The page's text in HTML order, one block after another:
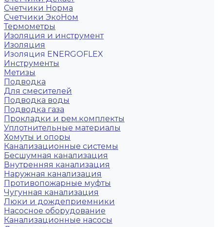
Счетчики Норма
Счетчики ЭкоНом
Термометры
Изоляция и инструмент
Изоляция
Изоляция ENERGOFLEX
Инструменты
Метизы
Подводка
Для смесителей
Подводка воды
Подводка газа
Прокладки и рем.комплекты
Уплотнительные материалы
Хомуты и опоры
Канализационные системы
Бесшумная канализация
Внутренняя канализация
Наружная канализация
Противопожарные муфты
Чугунная канализация
Люки и дождеприемники
Насосное оборудование
Канализационные насосы